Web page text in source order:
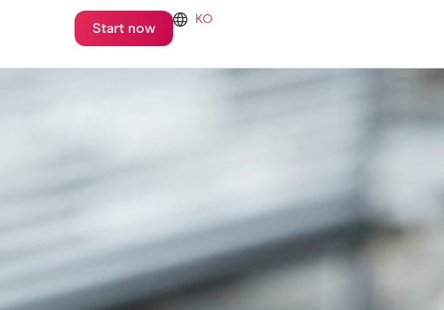
Start now
KO